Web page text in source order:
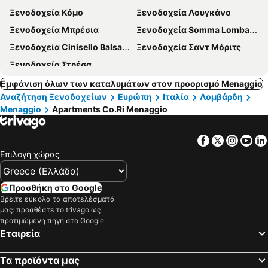
Ξενοδοχεία Κόμο
Ξενοδοχεία Λουγκάνο
Ξενοδοχεία Μπρέσια
Ξενοδοχεία Somma Lombardo
Ξενοδοχεία Cinisello Balsamo
Ξενοδοχεία Σαντ Μόριτς
Ξενοδοχεία Στρέσα
Εμφάνιση όλων των καταλυμάτων στον προορισμό Menaggio
Αναζήτηση Ξενοδοχείων
Ευρώπη Ιταλία
Λομβάρδη
Menaggio
Apartments Co.Ri Menaggio
Facebook
Twitter
Επιλογή χώρας
Προσθήκη στο Google
Βρείτε εύκολα τα αποτελέσματά
μας: προσθέστε το trivago ως
προτιμώμενη πηγή στο Google.
Εταιρεία
Τα προϊόντα μας